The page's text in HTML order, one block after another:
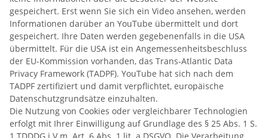
gespeichert. Erst wenn Sie sich ein Video ansehen, werden
Informationen darüber an YouTube übermittelt und dort
gespeichert. Ihre Daten werden gegebenenfalls in die USA
übermittelt. Für die USA ist ein Angemessenheitsbeschluss
der EU-Kommission vorhanden, das Trans-Atlantic Data
Privacy Framework (TADPF). YouTube hat sich nach dem
TADPF zertifiziert und damit verpflichtet, europäische
Datenschutzgrundsätze einzuhalten.
Die Nutzung von Cookies oder vergleichbarer Technologien
erfolgt mit Ihrer Einwilligung auf Grundlage des § 25 Abs. 1 S.